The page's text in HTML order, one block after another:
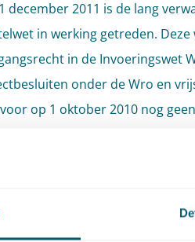
december 2011 is de lang
in werking getreden.
in de Invoeringswet
onder de Wro en
op 1 oktober 2010 nog
voor de